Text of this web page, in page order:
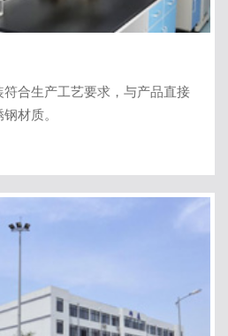
合生产工艺要求，与产品直接
材质。